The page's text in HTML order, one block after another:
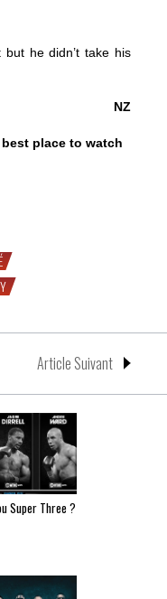
he didn’t take his
NZ
best place to watch
Article Suivant
Super Three ?